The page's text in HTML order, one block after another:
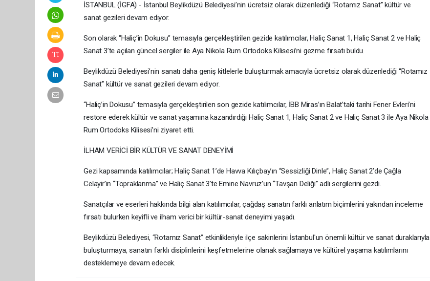
İSTANBUL (İGFA) - İstanbul Beylikdüzü Belediyesi’nin ücretsiz olarak düzenlediği “Rotamız Sanat” kültür ve
sanat gezileri devam ediyor.
Son olarak “Haliç’in Dokusu” temasıyla gerçekleştirilen gezide katılımcılar, Haliç Sanat 1, Haliç Sanat 2 ve Haliç
Sanat 3’te açılan güncel sergiler ile Aya Nikola Rum Ortodoks Kilisesi’ni gezme fırsatı buldu.
Beylikdüzü Belediyesi’nin sanatı daha geniş kitlelerle buluşturmak amacıyla ücretsiz olarak düzenlediği “Rotamız
Sanat” kültür ve sanat gezileri devam ediyor.
“Haliç’in Dokusu” temasıyla gerçekleştirilen son gezide katılımcılar, İBB Miras’ın Balat’taki tarihi Fener Evleri’ni
restore ederek kültür ve sanat yaşamına kazandırdığı Haliç Sanat 1, Haliç Sanat 2 ve Haliç Sanat 3 ile Aya Nikola
Rum Ortodoks Kilisesi’ni ziyaret etti.
İLHAM VERİCİ BİR KÜLTÜR VE SANAT DENEYİMİ
Gezi kapsamında katılımcılar; Haliç Sanat 1’de Havva Kılıçbay’ın “Sessizliği Dinle”, Haliç Sanat 2’de Çağla
Celayir’in “Topraklanma” ve Haliç Sanat 3’te Emine Navruz’un “Tavşan Deliği” adlı sergilerini gezdi.
Sanatçılar ve eserleri hakkında bilgi alan katılımcılar, çağdaş sanatın farklı anlatım biçimlerini yakından inceleme
fırsatı bulurken keyifli ve ilham verici bir kültür-sanat deneyimi yaşadı.
Beylikdüzü Belediyesi, “Rotamız Sanat” etkinlikleriyle ilçe sakinlerini İstanbul'un önemli kültür ve sanat duraklarıyla
buluşturmaya, sanatın farklı disiplinlerini keşfetmelerine olanak sağlamaya ve kültürel yaşama katılımlarını
desteklemeye devam edecek.